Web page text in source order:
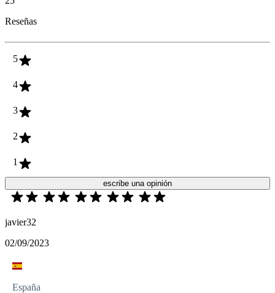
Reseñas
5
4
3
2
1
escribe una opinión
javier32
02/09/2023
España